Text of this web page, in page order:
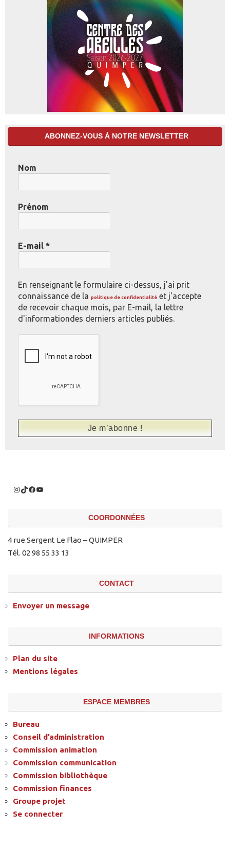
ABONNEZ-VOUS À NOTRE NEWSLETTER
Nom
Prénom
E-mail *
En renseignant le formulaire ci-dessus, j'ai prit
connaissance de la politique de confidentialité et j'accepte
de recevoir chaque mois, par E-mail, la lettre
d'informationdes derniers articles publiés.
COORDONNÉES
4 rue Sergent Le Flao – QUIMPER
Tél. 02 98 55 33 13
CONTACT
Envoyer un message
INFORMATIONS
Plan du site
Mentions légales
ESPACE MEMBRES
Bureau
Conseil d’administration
Commission animation
Commission communication
Commission bibliothèque
Commission finances
Groupe projet
Se connecter